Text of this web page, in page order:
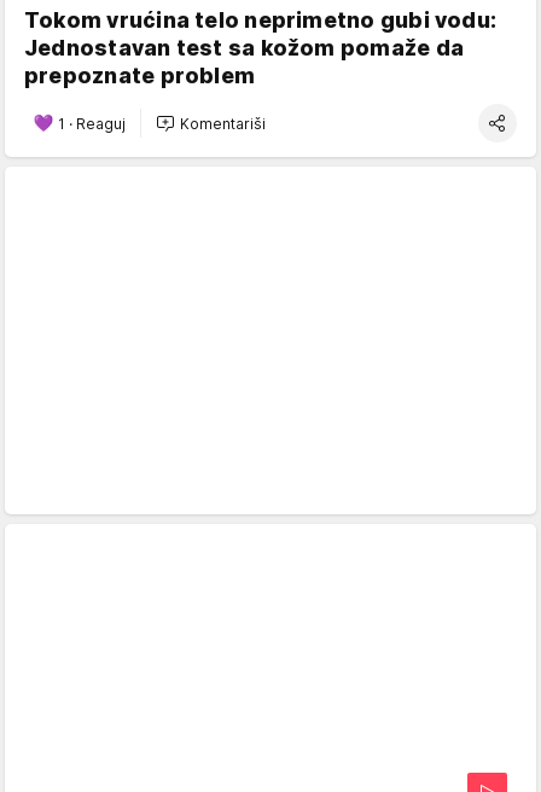
Tokom vrućina telo neprimetno gubi vodu:
Jednostavan test sa kožom pomaže da
prepoznate problem
1 · Reaguj Komentariši